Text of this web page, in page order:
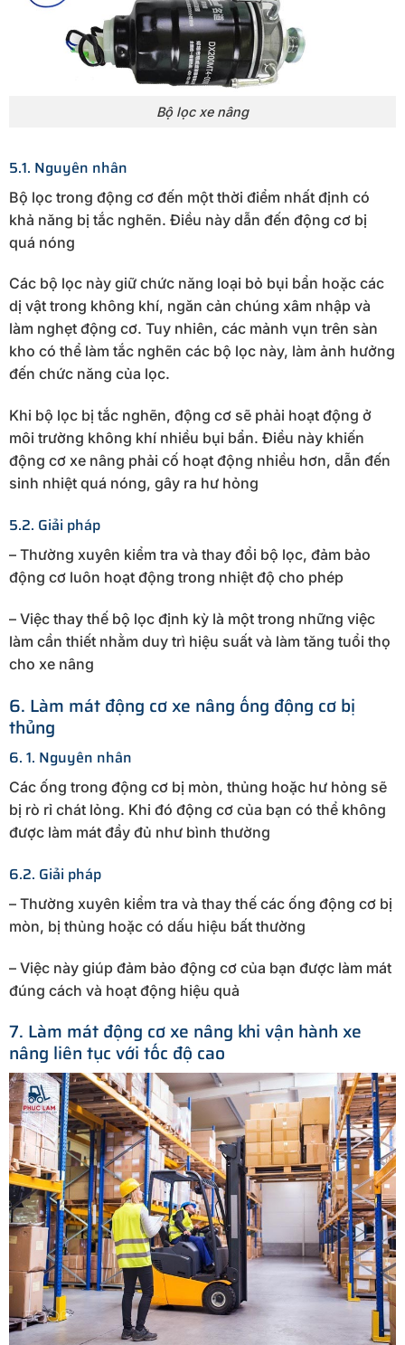
Bộ lọc xe nâng
5.1. Nguyên nhân
Bộ lọc trong động cơ đến một thời điểm nhất định có
khả năng bị tắc nghẽn. Điều này dẫn đến động cơ bị
quá nóng
Các bộ lọc này giữ chức năng loại bỏ bụi bẩn hoặc các
dị vật trong không khí, ngăn cản chúng xâm nhập và
làm nghẹt động cơ. Tuy nhiên, các mảnh vụn trên sàn
kho có thể làm tắc nghẽn các bộ lọc này, làm ảnh hưởng
đến chức năng của lọc.
Khi bộ lọc bị tắc nghẽn, động cơ sẽ phải hoạt động ở
môi trường không khí nhiều bụi bẩn. Điều này khiến
động cơ xe nâng phải cố hoạt động nhiều hơn, dẫn đến
sinh nhiệt quá nóng, gây ra hư hỏng
5.2. Giải pháp
– Thường xuyên kiểm tra và thay đổi bộ lọc, đảm bảo
động cơ luôn hoạt động trong nhiệt độ cho phép
– Việc thay thế bộ lọc định kỳ là một trong những việc
làm cần thiết nhằm duy trì hiệu suất và làm tăng tuổi thọ
cho xe nâng
6. Làm mát động cơ xe nâng ống động cơ bị
thủng
6. 1. Nguyên nhân
Các ống trong động cơ bị mòn, thủng hoặc hư hỏng sẽ
bị rò rỉ chát lỏng. Khi đó động cơ của bạn có thể không
được làm mát đầy đủ như bình thường
6.2. Giải pháp
– Thường xuyên kiểm tra và thay thế các ống động cơ bị
mòn, bị thủng hoặc có dấu hiệu bất thường
– Việc này giúp đảm bảo động cơ của bạn được làm mát
đúng cách và hoạt động hiệu quả
7. Làm mát động cơ xe nâng khi vận hành xe
nâng liên tục với tốc độ cao